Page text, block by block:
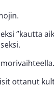
”kautta
ottanut